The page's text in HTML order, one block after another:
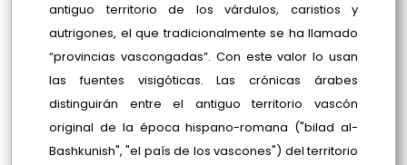
antiguo territorio de los várdulos, caristios y
autrigones, el que tradicionalmente se ha llamado
“provincias vascongadas”. Con este valor lo usan
las fuentes visigóticas. Las crónicas árabes
distinguirán entre el antiguo territorio vascón
original de la época hispano-romana ("bilad al-
Bashkunish", "el país de los vascones") del territorio